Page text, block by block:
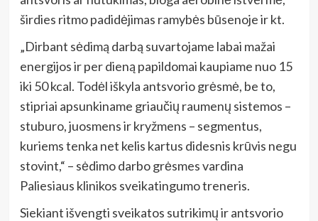
širdies ritmo padidėjimas ramybės būsenoje ir kt.
„Dirbant sėdimą darbą suvartojame labai mažai
energijos ir per dieną papildomai kaupiame nuo 15
iki 50 kcal. Todėl iškyla antsvorio grėsmė, be to,
stipriai apsunkiname griaučių raumenų sistemos –
stuburo, juosmens ir kryžmens – segmentus,
kuriems tenka net kelis kartus didesnis krūvis negu
stovint,“ – sėdimo darbo grėsmes vardina
Paliesiaus klinikos sveikatingumo treneris.
Siekiant išvengti sveikatos sutrikimų ir antsvorio